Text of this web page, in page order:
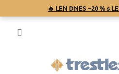
🔥 LEN DNES −20 % s